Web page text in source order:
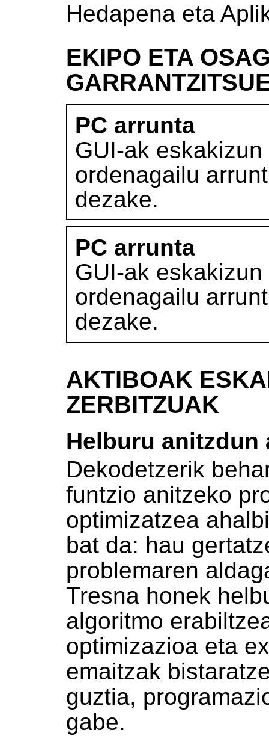
Hedapena eta
EKIPO ETA
PC arrunta
GUI-ak
ordenagailu
dezake.
PC arrunta
GUI-ak
ordenagailu
dezake.
AKTIBOAK
ZERBITZUAK
Helburu anitzdun
Dekodetzerik
funtzio anitzeko
optimizatzea
bat da: hau
problemaren
Tresna honek
algoritmo
optimizazioa eta
emaitzak
guztia,
gabe.